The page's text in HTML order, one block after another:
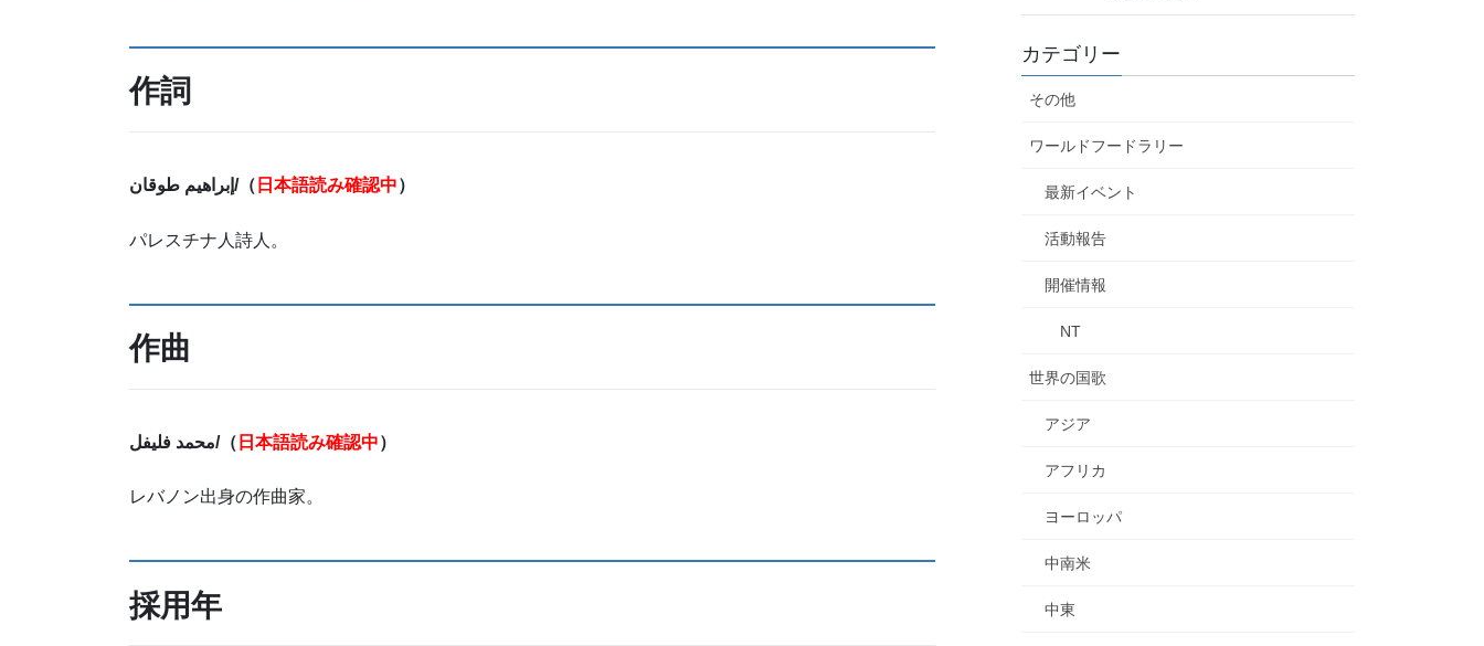
作詞
إبراهيم طوقان / （ 日本語読み確認中）
パレスチナ人詩人。
作曲
محمد فليفل /（ 日本語読み確認中）
レバノン出身の作曲家。
採用年
カテゴリー
その他
ワールドフードラリー
最新イベント
活動報告
開催情報
NT
世界の国歌
アジア
アフリカ
ヨーロッパ
中南米
中東